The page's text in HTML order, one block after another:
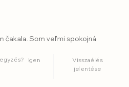
čakala. Som veľmi spokojná
Igen
Visszaélés
jelentése